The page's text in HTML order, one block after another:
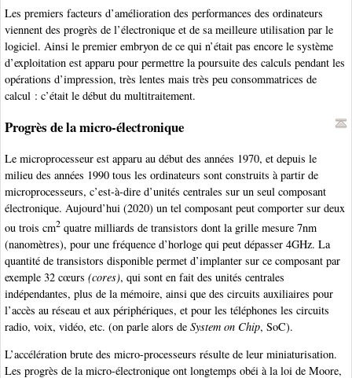
Les premiers facteurs d’amélioration des performances des ordinateurs
viennent des progrès de l’électronique et de sa meilleure utilisation par le
logiciel. Ainsi le premier embryon de ce qui n’était pas encore le système
d’exploitation est apparu pour permettre la poursuite des calculs pendant les
opérations d’impression, très lentes mais très peu consommatrices de
calcul : c’était le début du multitraitement.
Progrès de la micro-électronique
Le microprocesseur est apparu au début des années 1970, et depuis le
milieu des années 1990 tous les ordinateurs sont construits à partir de
microprocesseurs, c’est-à-dire d’unités centrales sur un seul composant
électronique. Aujourd’hui (2020) un tel composant peut comporter sur deux
ou trois cm2 quatre milliards de transistors dont la grille mesure 7nm
(nanomètres), pour une fréquence d’horloge qui peut dépasser 4GHz. La
quantité de transistors disponible permet d’implanter sur ce composant par
exemple 32 cœurs (cores), qui sont en fait des unités centrales
indépendantes, plus de la mémoire, ainsi que des circuits auxiliaires pour
l’accès au réseau et aux périphériques, et pour les téléphones les circuits
radio, voix, vidéo, etc. (on parle alors de System on Chip, SoC).
L’accélération brute des micro-processeurs résulte de leur miniaturisation.
Les progrès de la micro-électronique ont longtemps obéi à la loi de Moore,